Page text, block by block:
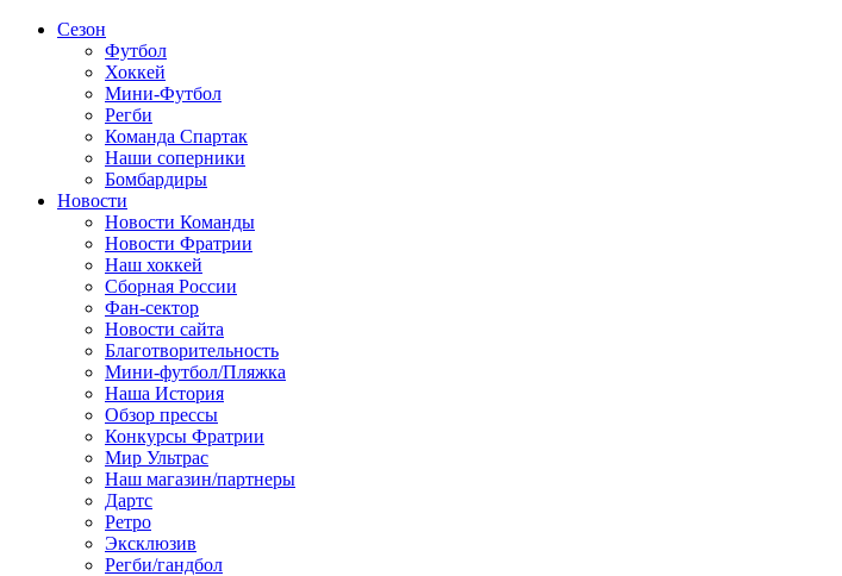
Сезон
Футбол
Хоккей
Мини-Футбол
Регби
Команда Спартак
Наши соперники
Бомбардиры
Новости
Новости Команды
Новости Фратрии
Наш хоккей
Сборная России
Фан-cектор
Новости сайта
Благотворительность
Мини-футбол/Пляжка
Наша История
Обзор прессы
Конкурсы Фратрии
Мир Ультрас
Наш магазин/партнеры
Дартс
Ретро
Эксклюзив
Регби/гандбол